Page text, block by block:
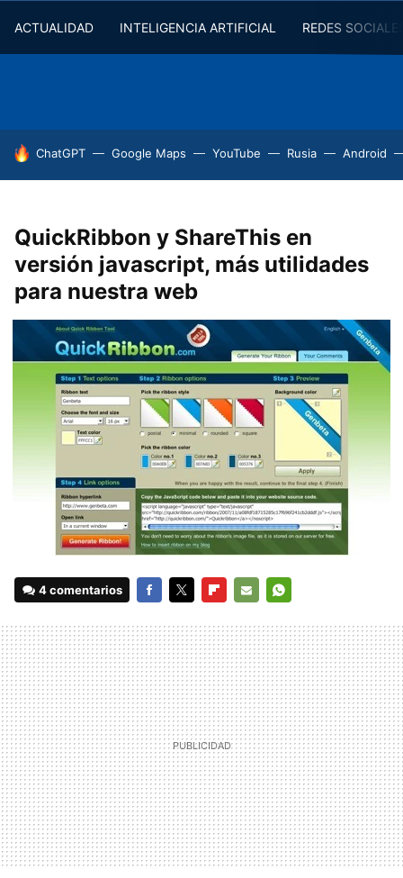
ACTUALIDAD INTELIGENCIA ARTIFICIAL REDES
HOY SE HABLA DE
ChatGPT Google Maps YouTube Rusia Android
QuickRibbon y ShareThis en
versión javascript, más utilidades
para nuestra web
4 comentarios
MAIL